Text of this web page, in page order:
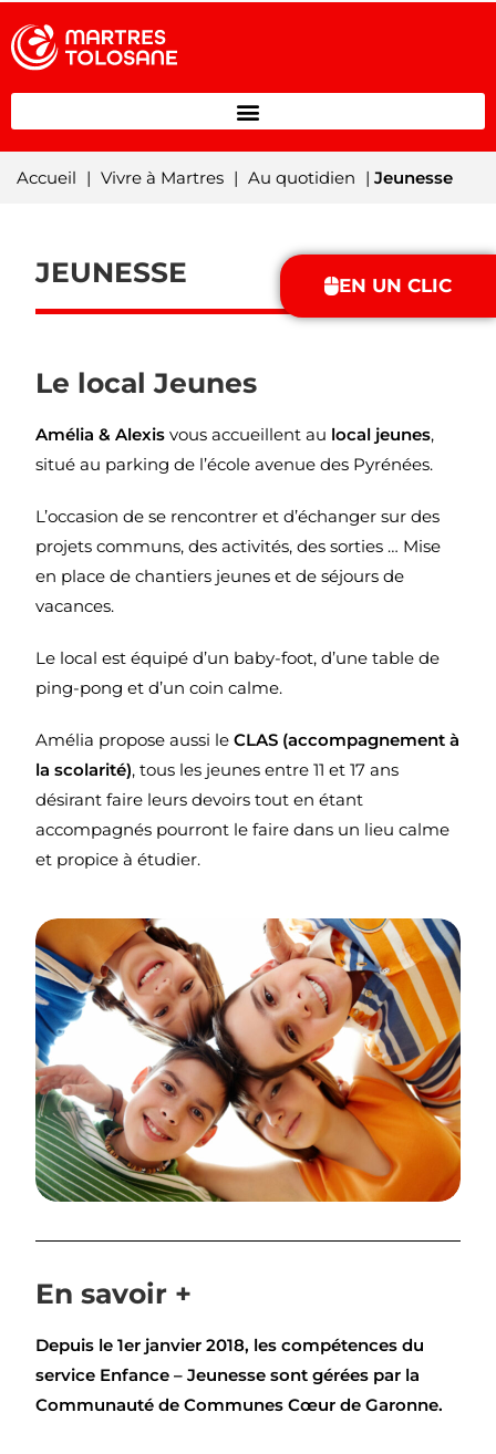
EN UN CLIC
Accueil | Vivre à Martres | Au quotidien | Jeunesse
JEUNESSE
Le local Jeunes
Amélia & Alexis vous accueillent au local jeunes,
situé au parking de l’école avenue des Pyrénées.
L’occasion de se rencontrer et d’échanger sur des
projets communs, des activités, des sorties … Mise
en place de chantiers jeunes et de séjours de
vacances.
Le local est équipé d’un baby-foot, d’une table de
ping-pong et d’un coin calme.
Amélia propose aussi leCLAS (accompagnement à
la scolarité), tous les jeunes entre 11 et 17 ans
désirant faire leurs devoirs tout en étant
accompagnés pourront le faire dans un lieu calme
et propice à étudier.
En savoir +
Depuis le 1er janvier 2018, les compétences du
service Enfance – Jeunesse sont gérées par la
Communauté de Communes Cœur de Garonne.